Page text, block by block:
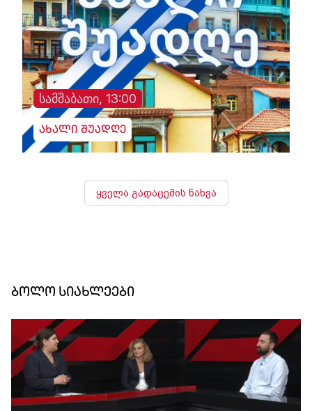
სამშაბათი, 13:00
ახალი შუადღე
ყველა გადაცემის ნახვა
ბოლო სიახლეები